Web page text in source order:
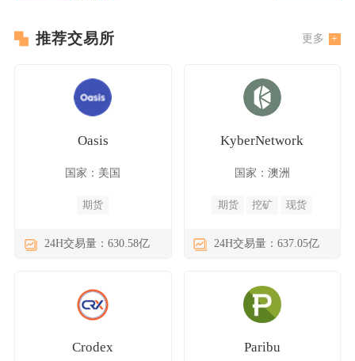
推荐交易所 更多
Oasis
国家：美国
期货
24H交易量：630.58亿
KyberNetwork
国家：澳洲
期货 挖矿 现货
24H交易量：637.05亿
Crodex Paribu